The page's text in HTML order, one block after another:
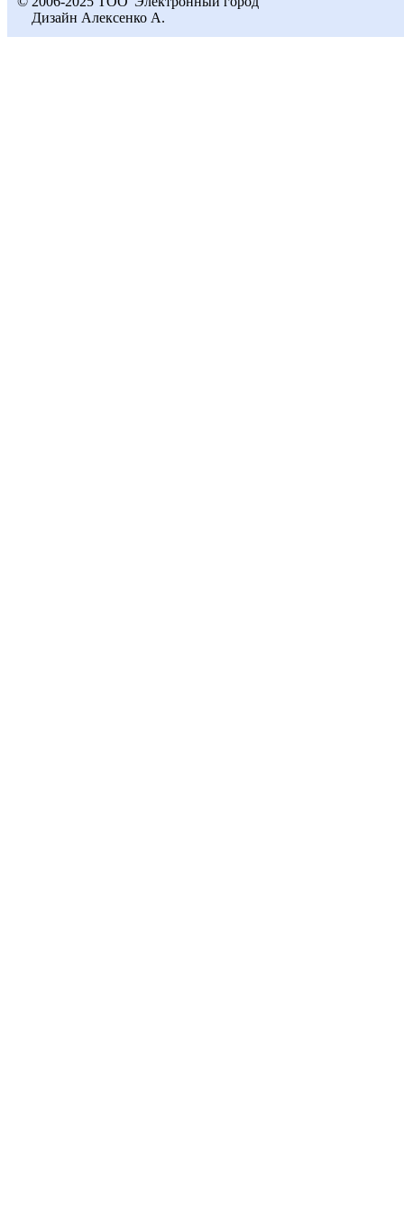
Дизайн Алексенко А.